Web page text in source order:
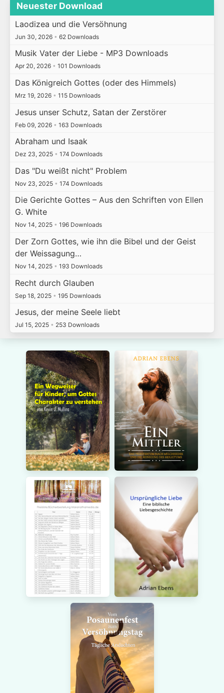
Neuester Download
Laodizea und die Versöhnung
Jun 30, 2026 • 62 Downloads
Musik Vater der Liebe - MP3 Downloads
Apr 20, 2026 • 101 Downloads
Das Königreich Gottes (oder des Himmels)
Mrz 19, 2026 • 115 Downloads
Jesus unser Schutz, Satan der Zerstörer
Feb 09, 2026 • 163 Downloads
Abraham und Isaak
Dez 23, 2025 • 174 Downloads
Das "Du weißt nicht" Problem
Nov 23, 2025 • 174 Downloads
Die Gerichte Gottes – Aus den Schriften von Ellen
G. White
Nov 14, 2025 • 196 Downloads
Der Zorn Gottes, wie ihn die Bibel und der Geist
der Weissagung…
Nov 14, 2025 • 193 Downloads
Recht durch Glauben
Sep 18, 2025 • 195 Downloads
Jesus, der meine Seele liebt
Jul 15, 2025 • 253 Downloads